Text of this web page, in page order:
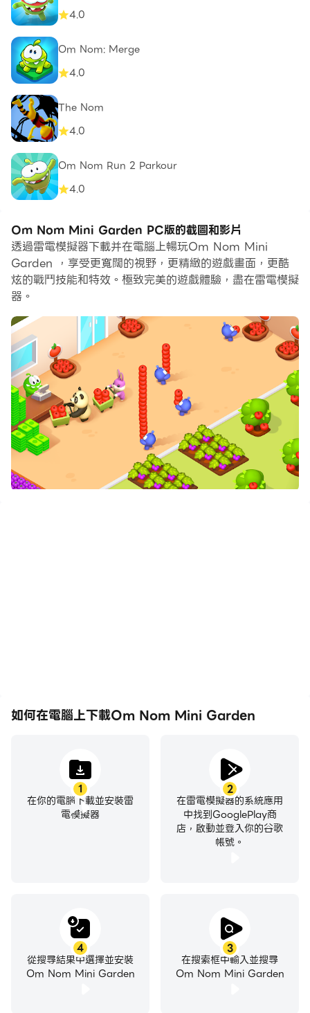
4.0
Om Nom: Merge
4.0
The Nom
4.0
Om Nom Run 2 Parkour
4.0
Om Nom Mini Garden PC版的截圖和影片
透過雷電模擬器下載并在電腦上暢玩Om Nom Mini
Garden ，享受更寬闊的視野，更精緻的遊戲畫面，更酷
炫的戰鬥技能和特效。極致完美的遊戲體驗，盡在雷電模擬
器。
如何在電腦上下載Om Nom Mini Garden
1
在你的電腦下載並安裝雷
電模擬器
2
在雷電模擬器的系統應用
中找到GooglePlay商
店，啟動並登入你的谷歌
帳號。
3
在搜索框中輸入並搜尋
Om Nom Mini Garden
4
從搜尋結果中選擇並安裝
Om Nom Mini Garden